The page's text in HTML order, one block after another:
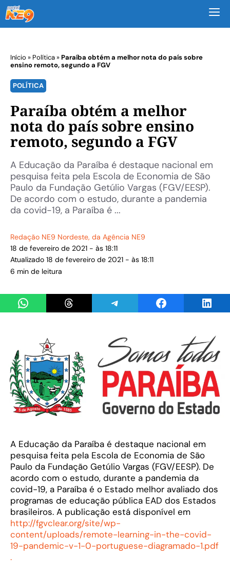
Início » Política»Paraíba obtém a melhor nota do país sobre
ensino remoto, segundo a FGV
POLÍTICA
Paraíba obtém a melhor
nota do país sobre ensino
remoto, segundo a FGV
A Educação da Paraíba é destaque nacional em
pesquisa feita pela Escola de Economia de São
Paulo da Fundação Getúlio Vargas (FGV/EESP).
De acordo com o estudo, durante a pandemia
da covid-19, a Paraíba é ...
Redação NE9 Nordeste, da Agência NE9
18 de fevereiro de 2021 - às 18:11
Atualizado 18 de fevereiro de 2021 - às 18:11
6 min de leitura
Share on WhatsAppShare on ThreadsShare on TelegramShare on Facebook
A Educação da Paraíba é destaque nacional em
pesquisa feita pela Escola de Economia de São
Paulo da Fundação Getúlio Vargas (FGV/EESP). De
acordo com o estudo, durante a pandemia da
covid-19, a Paraíba é o Estado melhor avaliado dos
programas de educação pública EAD dos Estados
brasileiros. A publicação está disponível em
http://fgvclear.org/site/wp-
content/uploads/remote-learning-in-the-covid-
19-pandemic-v-1-0-portuguese-diagramado-1.pdf
.